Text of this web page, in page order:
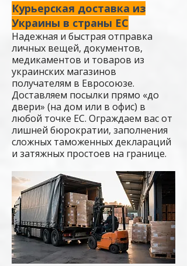
Курьерская доставка из
Украины в страны ЕС
​Надежная и быстрая отправка
личных вещей, документов,
медикаментов и товаров из
украинских магазинов
получателям в Евросоюзе.
Доставляем посылки прямо «до
двери» (на дом или в офис) в
любой точке ЕС. Ограждаем вас от
лишней бюрократии, заполнения
сложных таможенных деклараций
и затяжных простоев на границе.